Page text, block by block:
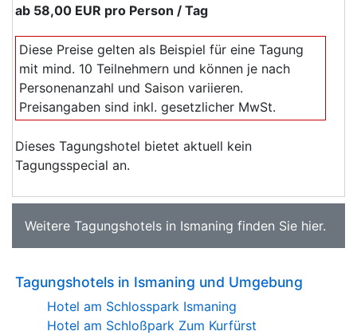
ab 58,00 EUR pro Person / Tag
Diese Preise gelten als Beispiel für eine Tagung
mit mind. 10 Teilnehmern und können je nach
Personenanzahl und Saison variieren.
Preisangaben sind inkl. gesetzlicher MwSt.
Dieses Tagungshotel bietet aktuell kein
Tagungsspecial an.
Weitere Tagungshotels in Ismaning finden Sie hier.
Tagungshotels in Ismaning und Umgebung
Hotel am Schlosspark Ismaning
Hotel am Schloßpark Zum Kurfürst